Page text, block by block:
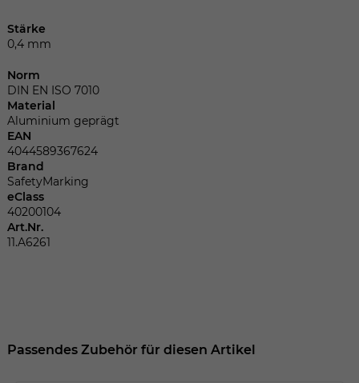
Stärke
0,4 mm
Norm
DIN EN ISO 7010
Material
Aluminium geprägt
EAN
4044589367624
Brand
SafetyMarking
eClass
40200104
Art.Nr.
11.A6261
Passendes Zubehör für diesen Artikel
Anbieter
Laufzeit
Zweck
Dieser Wert speichert Ihre Consent-